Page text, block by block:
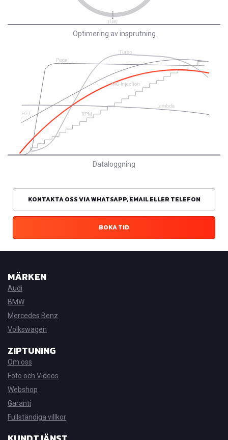
Optimering av insprutning
Dataloggning
KONTAKTA OSS VIA WHATSAPP, EMAIL ELLER TELEFON
BOKA TID
MÄRKEN
Audi
BMW
Mercedes Benz
Volkswagen
ZIPTUNING
Om oss
Foto och Videos
Webshop
Garanti
Fullständiga villkor